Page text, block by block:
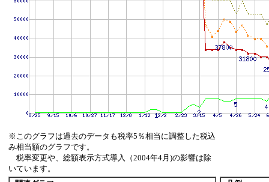
※このグラフは過去のデータも税率5％相当に調整した税込
み相当額のグラフです。
税率変更や、総額表示方式導入（2004年4月)の影響は除
いています。